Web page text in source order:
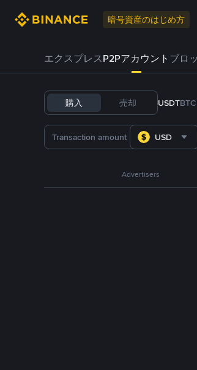
暗号資産のはじめ方
エクスプレスP2Pアカウント ブロ
購入 売却 USDTBTC
USD
Advertisers